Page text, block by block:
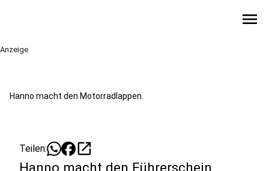
menu
Anzeige
Hanno macht den Motorradlappen.
Teilen: open_in_new
Hanno macht den Führerschein